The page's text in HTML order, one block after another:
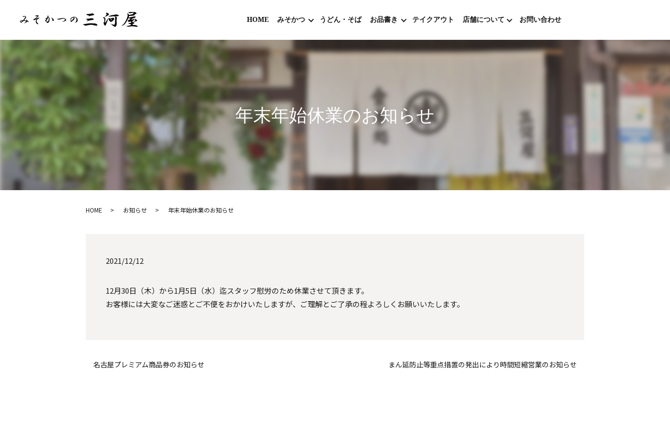
HOME みそかつ うどん・そば お品書き テイクアウト 店舗について お問い合わせ
年末年始休業のお知らせ
HOME お知らせ 年末年始休業のお知らせ
2021/12/12
12月30日（木）から1月5日（水）迄スタッフ慰労のため休業させて頂きます。
お客様には大変なご迷惑とご不便をおかけいたしますが、ご理解とご了承の程よろしくお願いいたします。
名古屋プレミアム商品券のお知らせ まん延防止等重点措置の発出により時間短縮営業のお知らせ